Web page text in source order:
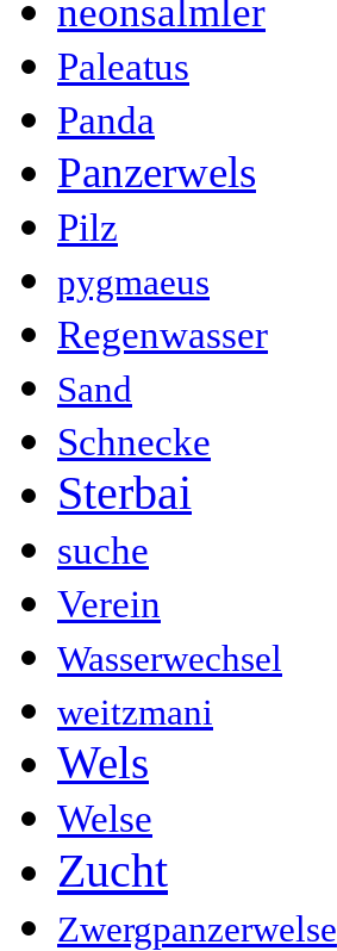
neonsalmler
Paleatus
Panda
Panzerwels
Pilz
pygmaeus
Regenwasser
Sand
Schnecke
Sterbai
suche
Verein
Wasserwechsel
weitzmani
Wels
Welse
Zucht
Zwergpanzerwelse